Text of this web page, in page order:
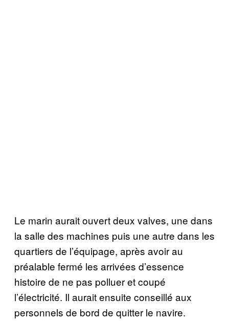
Le marin aurait ouvert deux valves, une dans
la salle des machines puis une autre dans les
quartiers de l’équipage, après avoir au
préalable fermé les arrivées d’essence
histoire de ne pas polluer et coupé
l’électricité. Il aurait ensuite conseillé aux
personnels de bord de quitter le navire.